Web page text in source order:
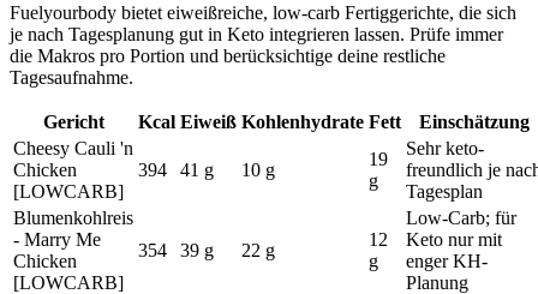
Fuelyourbody bietet eiweißreiche, low-carb Fertiggerichte, die sich
je nach Tagesplanung gut in Keto integrieren lassen. Prüfe immer
die Makros pro Portion und berücksichtige deine restliche
Tagesaufnahme.
Gericht Kcal Eiweiß Kohlenhydrate Fett
Einschätzung
Cheesy Cauli 'n
Chicken
[LOWCARB]
394 41 g 10 g
19
g
Sehr keto-
freundlich je
Tagesplan
Blumenkohlreis
- Marry Me
Chicken
[LOWCARB]
354 39 g 22 g
12
g
Low-Carb; für
Keto nur mit
enger KH-
Planung